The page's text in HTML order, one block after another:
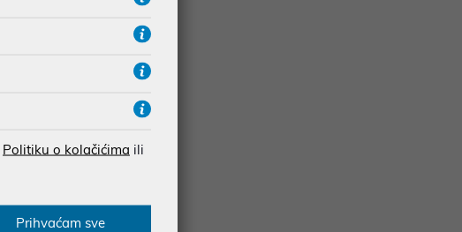
Politiku o kolačićima ili
Prihvaćam sve